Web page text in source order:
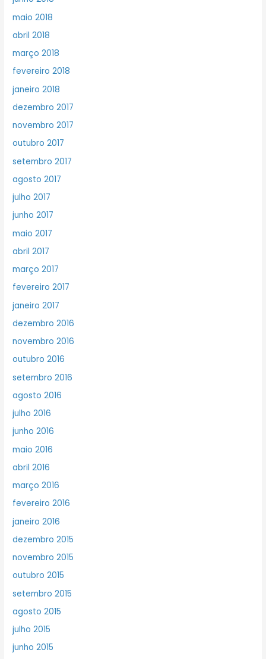
maio 2018
abril 2018
março 2018
fevereiro 2018
janeiro 2018
dezembro 2017
novembro 2017
outubro 2017
setembro 2017
agosto 2017
julho 2017
junho 2017
maio 2017
abril 2017
março 2017
fevereiro 2017
janeiro 2017
dezembro 2016
novembro 2016
outubro 2016
setembro 2016
agosto 2016
julho 2016
junho 2016
maio 2016
abril 2016
março 2016
fevereiro 2016
janeiro 2016
dezembro 2015
novembro 2015
outubro 2015
setembro 2015
agosto 2015
julho 2015
junho 2015